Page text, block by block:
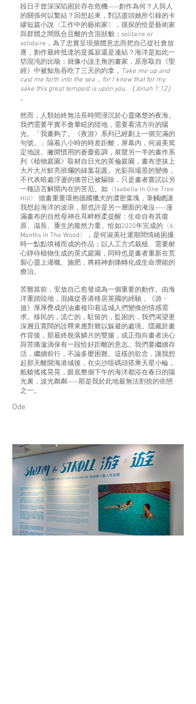
段日子曾深深陷困於存在危機——創作為何？人與人
的關係何以繫結？回想起來，對話盡頭她所引錄的卡
繆短篇小說〈工作中的藝術家〉，摸探的恰是藝術家
與群體之間既合且離的含混狀貌；solitaire or
solidaire，為了忠實呈現個體意志而把自己從社會放
逐，創作最終抵達的是孤寂還是連結？海洋是如此一
切混沌的比喻；就像小說主角的畫家，原形取自《聖
經》中被鯨魚吞吃了三天的約拿， Take me up and
cast me forth into the sea ... for I know that for my
sake this great tempest is upon you. （Jonah 1:12）
。
然而，人類始終無法長時間浸沉於心靈痛楚的夜海。
我們需要平實不會暈眩的陸地，需要看清方向的陽
光。「我畫夠了。《夜游》系列已經劃上一個完滿的
句號。」隔着八小時的時差距離，屏幕內，何淑美篤
定地說。撇開慣用的蒼憂藍調，展覽另一半的畫作系
列《植物庭園》取材自日光的英倫庭園，畫布塗抹上
大片大片鮮亮班爛的綠葉花叢。光影與場景的變換，
不代表暗處浮盪的痛苦已被驅除，只是畫者嘗試以另
一種語言解開內在的苦厄。如〈Isabella In One Tree
Hill〉 描畫重重環抱德國獵犬的濃密葉塊，筆觸總讓
我想起海洋的波浪，那也許是另一層面的淹沒——漫
滿畫布的自然母神在耳畔輕柔提醒：生命自有其復
原、滋長、重生的龐然力量。恰如2020年完成的〈6
Months In The Wood〉，是何淑美社運期間情緒困擾
時一點點填補而成的作品；以人工方式栽植、需要耐
心靜待植物生成的英式庭園，同時也是畫者重新在荒
裂心靈上灌概、施肥，將精神創痛轉化成生命潛能的
療治。
苦難當前，安放自己愈發成為一個重要的動作。由海
洋重踏陸地，混織從香港移居英國的經驗，《游・
遊》厚厚疊成的油畫複印着這城人們變換的情感需
求。移民的，流亡的，駐留的，監困的，我們渴望更
深層且寛闊的詮釋來應對難以躲避的處境。隱藏於畫
作背後，那最終脫落鱗片的雙腿，或正指向畫者決心
與苦痛漩渦保有一段恰好距離的意志。我們要繼續存
活，繼續前行，不論多麼困難。這樣的欲念，讓我想
起那天離開海港城後，在尖沙咀碼頭搭乘天星小輪，
船艙搖搖晃晃，眼底整個下午的海洋都浴在春日的陽
光裏，波光粼粼——那是我於此地最無法割捨的依戀
之一。
Ode